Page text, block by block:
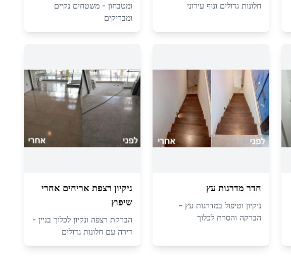
חלונות גדולים ונוף עירוני
ומטבחון - משטחים נקיים
ומבריקים
חדר מדרגות עץ
ניקיון וטיפול במדרגות עץ -
הברקה והסרת לכלוך
ניקיון רצפת אריחים אחרי
שיפוץ
הברקת רצפה ונקיון לכלוך בניין -
דירה עם חלונות גדולים